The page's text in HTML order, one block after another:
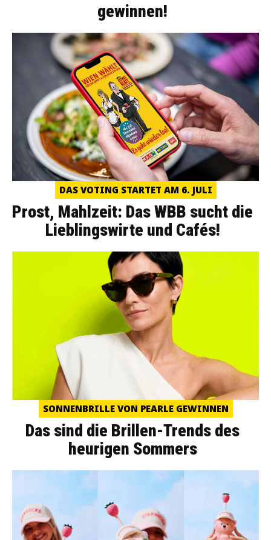
gewinnen!
DAS VOTING STARTET AM 6. JULI
Prost, Mahlzeit: Das WBB sucht die
Lieblingswirte und Cafés!
SONNENBRILLE VON PEARLE GEWINNEN
Das sind die Brillen-Trends des
heurigen Sommers